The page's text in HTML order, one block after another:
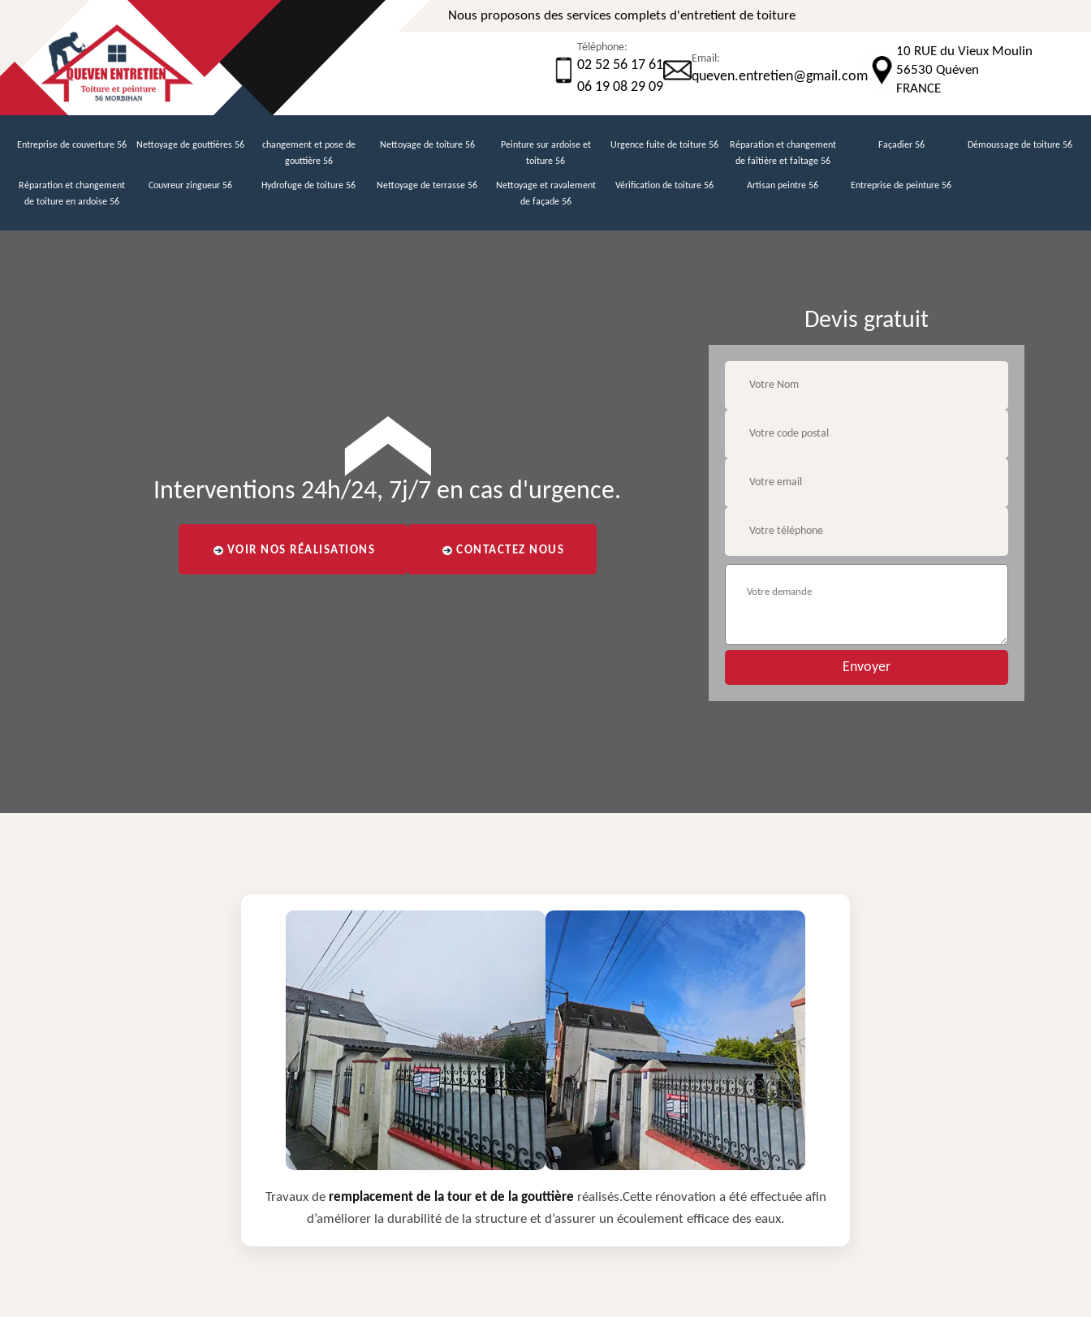
Nous proposons des services complets d'entretient de toiture
Téléphone:
02 52 56 17 61
06 19 08 29 09
Email:
queven.entretien@gmail.com
10 RUE du Vieux Moulin
56530 Quéven
FRANCE
Entreprise de couverture 56 Nettoyage de gouttières 56
changement et pose de
gouttière 56
Nettoyage de toiture 56
Peinture sur ardoise et
toiture 56
Urgence fuite de toiture 56
Réparation et changement
de faîtière et faîtage 56
Façadier 56 Démoussage de toiture 56
Réparation et changement
de toiture en ardoise 56
Couvreur zingueur 56 Hydrofuge de toiture 56 Nettoyage de terrasse 56
Nettoyage et ravalement
de façade 56
Vérification de toiture 56 Artisan peintre 56 Entreprise de peinture 56
Interventions 24h/24, 7j/7 en cas d'urgence.
VOIR NOS RÉALISATIONS CONTACTEZ NOUS
Devis gratuit
Travaux de remplacement de la tour et de la gouttière réalisés.Cette rénovation a été effectuée afin
d’améliorer la durabilité de la structure et d’assurer un écoulement efficace des eaux.